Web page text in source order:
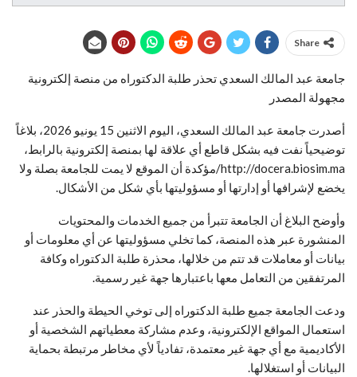
Share
جامعة عبد المالك السعدي تحذر طلبة الدكتوراه من منصة إلكترونية
مجهولة المصدر
أصدرت جامعة عبد المالك السعدي، اليوم الاثنين 15 يونيو 2026، بلاغاً
توضيحياً نفت فيه بشكل قاطع أي علاقة لها بمنصة إلكترونية بالرابط،
http://docera.biosim.ma/مؤكدة أن الموقع لا يمت للجامعة بصلة ولا
يخضع لإشرافها أو إدارتها أو مسؤوليتها بأي شكل من الأشكال.
وأوضح البلاغ أن الجامعة تتبرأ من جميع الخدمات والمحتويات
المنشورة عبر هذه المنصة، كما تخلي مسؤوليتها عن أي معلومات أو
بيانات أو معاملات قد تتم من خلالها، محذرة طلبة الدكتوراه وكافة
المرتفقين من التعامل معها باعتبارها جهة غير رسمية.
ودعت الجامعة جميع طلبة الدكتوراه إلى توخي الحيطة والحذر عند
استعمال المواقع الإلكترونية، وعدم مشاركة معطياتهم الشخصية أو
الأكاديمية مع أي جهة غير معتمدة، تفادياً لأي مخاطر مرتبطة بحماية
البيانات أو استغلالها.